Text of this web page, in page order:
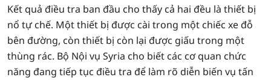
Kết quả điều tra ban đầu cho thấy cả hai đều là thiết bị
nổ tự chế. Một thiết bị được cài trong một chiếc xe đỗ
bên đường, còn thiết bị còn lại được giấu trong một
thùng rác. Bộ Nội vụ Syria cho biết các cơ quan chức
năng đang tiếp tục điều tra để làm rõ diễn biến vụ tấn